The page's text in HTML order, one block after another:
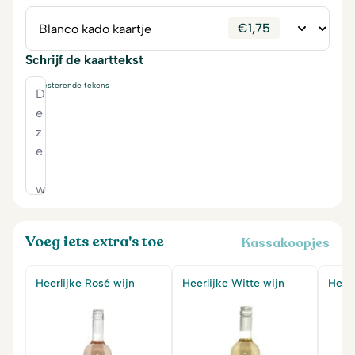
€1,75
Schrijf de kaarttekst
resterende tekens
Voeg iets extra's toe Kassakoopjes
Heerlijke Rosé wijn Heerlijke Witte wijn